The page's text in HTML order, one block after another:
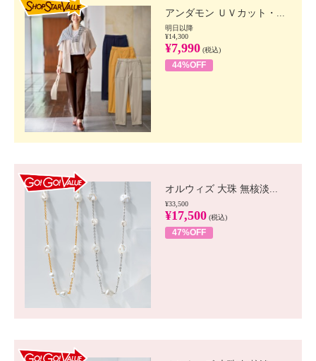
アンダモン ＵＶカット・...
明日以降
¥14,300
¥7,990 (税込)
44%OFF
オルウィズ 大珠 無核淡...
¥33,500
¥17,500 (税込)
47%OFF